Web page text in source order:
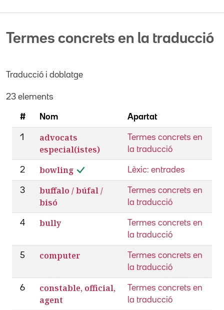
Termes concrets en la traducció
Traducció i doblatge
23 elements
# Nom Apartat
1
advocats
especial(istes)
Termes concrets en
la traducció
2 bowling Lèxic: entrades
3
buffalo / búfal /
bisó
Termes concrets en
la traducció
4 bully
Termes concrets en
la traducció
5 computer
Termes concrets en
la traducció
6
constable, official,
agent
Termes concrets en
la traducció